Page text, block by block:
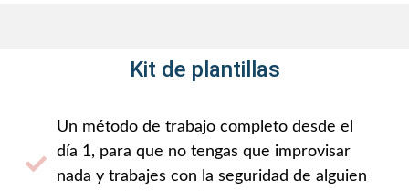
Kit de plantillas
Un método de trabajo completo desde el
día 1, para que no tengas que improvisar
nada y trabajes con la seguridad de alguien